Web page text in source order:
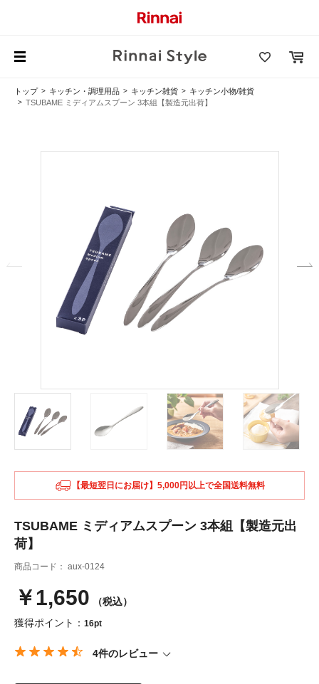
トップ キッチン・調理用品 キッチン雑貨
キッチン小物/雑貨
TSUBAME ミディアムスプーン 3本組【製造元出荷】
【最短翌日にお届け】5,000円以上で全国送料無料
TSUBAME ミディアムスプーン 3本組【製造元出
荷】
商品コード： aux-0124
￥1,650 （税込）
獲得ポイント： 16pt
4件のレビュー